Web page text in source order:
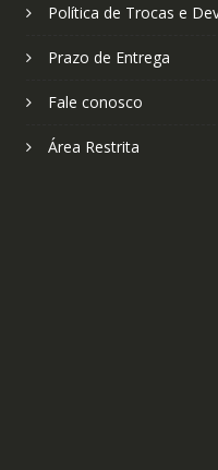
Política de Trocas e
Prazo de Entrega
Fale conosco
Área Restrita